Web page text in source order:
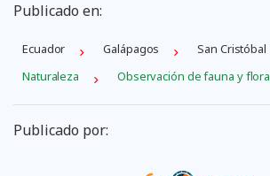
Publicado en:
Ecuador Galápagos San Cristóbal
Naturaleza
Observación de fauna y flora
Publicado por: